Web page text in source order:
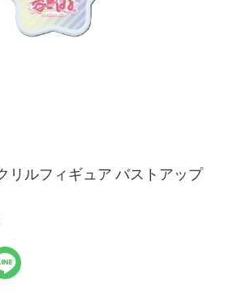
リルフィギュア バストアップ